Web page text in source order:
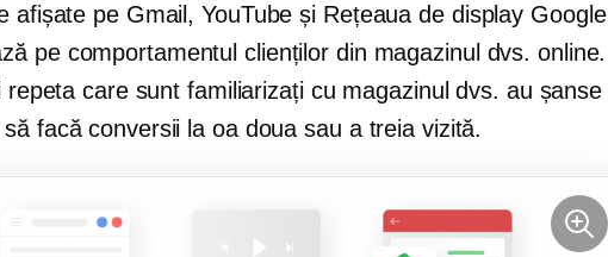
afișate pe Gmail, YouTube și Rețeaua de display Google
pe comportamentul clienților din magazinul dvs. online.
repeta care sunt familiarizați cu magazinul dvs. au șanse
facă conversii la oa doua sau a treia vizită.